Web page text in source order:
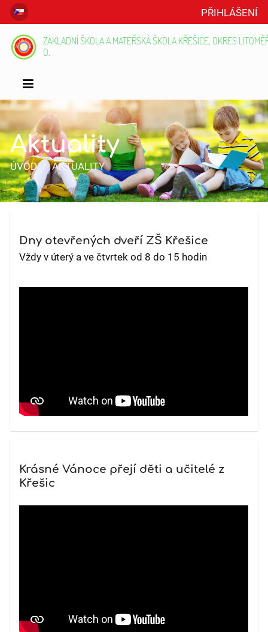
PŘIHLÁŠENÍ
ZÁKLADNÍ ŠKOLA A MATEŘSKÁ ŠKOLA KŘEŠICE, OKRES
O.
Aktuality
ÚVOD AKTUALITY
Dny otevřených dveří ZŠ Křešice
Vždy v úterý a ve čtvrtek od 8 do 15 hodin
Krásné Vánoce přejí děti a učitelé z
Křešic